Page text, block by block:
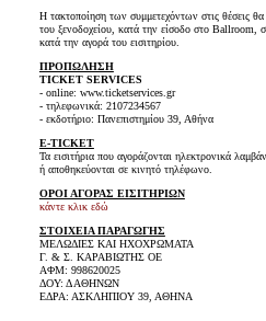
Η τακτοποίηση των συμμετεχόντων στις θέσεις
του ξενοδοχείου, κατά την είσοδο στο Ballroom,
κατά την αγορά του εισιτηρίου.
ΠΡΟΠΩΛΗΣΗ
TICKET SERVICES
- online: www.ticketservices.gr
- τηλεφωνικά: 2107234567
- εκδοτήριο: Πανεπιστημίου 39, Αθήνα
E-TICKET
Τα εισιτήρια που αγοράζονται ηλεκτρονικά
ή αποθηκεύονται σε κινητό τηλέφωνο.
ΟΡΟΙ ΑΓΟΡΑΣ ΕΙΣΙΤΗΡΙΩΝ
κάντε κλικ εδώ
ΣΤΟΙΧΕΙΑ ΠΑΡΑΓΩΓΗΣ
ΜΕΛΩΔΙΕΣ ΚΑΙ ΗΧΟΧΡΩΜΑΤΑ
Γ. & Σ. ΚΑΡΑΒΙΩΤΗΣ ΟΕ
ΑΦΜ: 998620025
ΔΟΥ: Δ ΑΘΗΝΩΝ
ΕΔΡΑ: ΑΣΚΛΗΠΙΟΥ 39, ΑΘΗΝΑ